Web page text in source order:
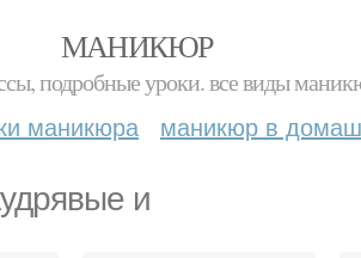
МАНИКЮР
подробные уроки. все виды
маникюра маникюр в
и